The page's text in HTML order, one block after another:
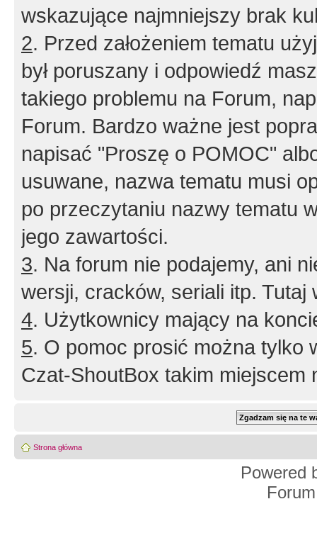
wskazujące najmniejszy brak
2. Przed założeniem tematu
był poruszany i odpowiedź
takiego problemu na Forum,
Forum. Bardzo ważne jest
napisać "Proszę o POMOC"
usuwane, nazwa tematu musi
po przeczytaniu nazwy tematu
jego zawartości.
3. Na forum nie podajemy, ani
wersji, cracków, seriali itp. Tutaj
4. Użytkownicy mający na
5. O pomoc prosić można tylko
Czat-ShoutBox takim miejscem
Strona główna
Powered